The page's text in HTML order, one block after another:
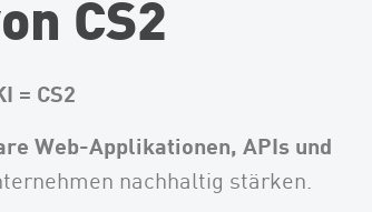
CS2
= CS2
Web-Applikationen, APIs und
nachhaltig stärken.